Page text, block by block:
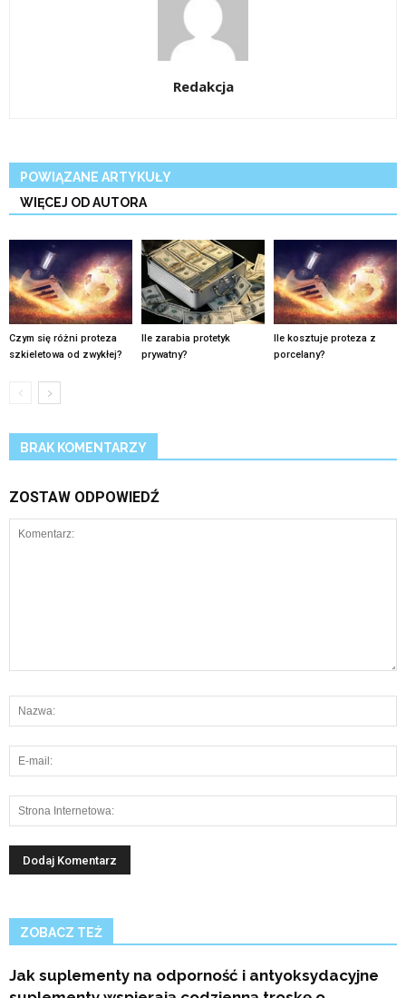
Redakcja
POWIĄZANE ARTYKUŁY
WIĘCEJ OD AUTORA
Czym się różni proteza
szkieletowa od zwykłej?
Ile zarabia protetyk
prywatny?
Ile kosztuje proteza z
porcelany?
BRAK KOMENTARZY
ZOSTAW ODPOWIEDŹ
ZOBACZ TEŻ
Jak suplementy na odporność i antyoksydacyjne